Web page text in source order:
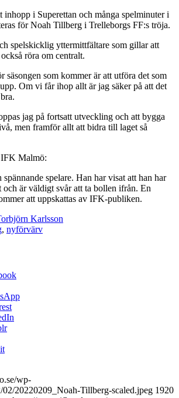
inhopp i Superettan och många spelminuter i
för Noah Tillberg i Trelleborgs FF:s tröja.
spelskicklig yttermittfältare som gillar att
röra om centralt.
som kommer är att utföra det som
Om vi får ihop allt är jag säker på att det
jag på fortsatt utveckling och att bygga
men framför allt att bidra till laget så
IFK Malmö:
spelare. Han har visat att han har
är väldigt svår att ta bollen ifrån. En
att uppskattas av IFK-publiken.
Karlsson
, nyförvärv
wp-
02/20220209_Noah-Tillberg-scaled.jpeg 1920